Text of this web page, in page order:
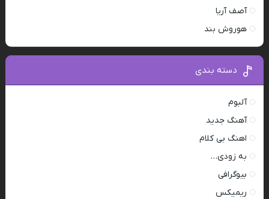
آصف آریا
هوروش بند
دسته بندی
آلبوم
آهنگ جدید
اهنگ بی کلام
به زودی…
بیوگرافی
ریمیکس